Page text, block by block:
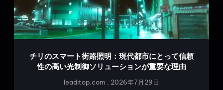
チリのスマート街路照明：現代都市にとって信頼
性の高い光制御ソリューションが重要な理由
leaditop.com 2026年7月29日